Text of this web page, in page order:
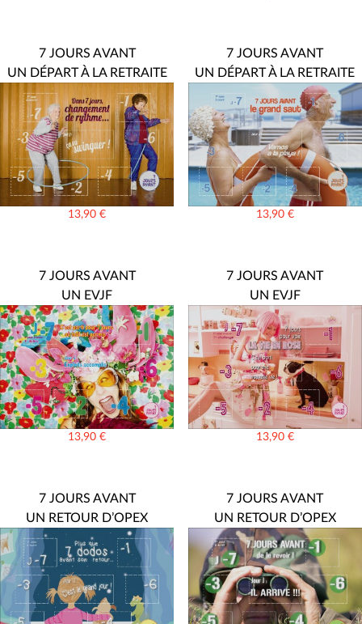
7 JOURS AVANT
UN DÉPART À LA RETRAITE
13,90€
7 JOURS AVANT
UN DÉPART À LA RETRAITE
13,90 €
7 JOURS AVANT
UN EVJF
13,90€
7 JOURS AVANT
UN EVJF
13,90 €
7 JOURS AVANT
UN RETOUR D’OPEX
7 JOURS AVANT
UN RETOUR D’OPEX